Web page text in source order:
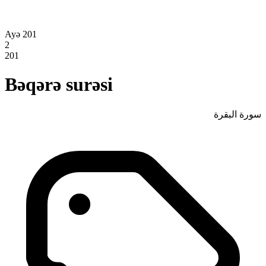
Ayə 201
2
201
Bəqərə surəsi
سورة البقرة